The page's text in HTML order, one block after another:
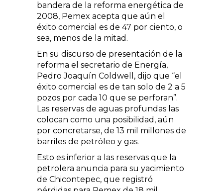
bandera de la reforma energética de
2008, Pemex acepta que aún el
éxito comercial es de 47 por ciento, o
sea, menos de la mitad.
En su discurso de presentación de la
reforma el secretario de Energía,
Pedro Joaquín Coldwell, dijo que “el
éxito comercial es de tan solo de 2 a 5
pozos por cada 10 que se perforan”.
Las reservas de aguas profundas las
colocan como una posibilidad, aún
por concretarse, de 13 mil millones de
barriles de petróleo y gas.
Esto es inferior a las reservas que la
petrolera anuncia para su yacimiento
de Chicontepec, que registró